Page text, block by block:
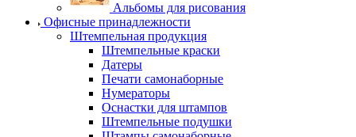
Альбомы для рисования
Офисные принадлежности
Штемпельная продукция
Штемпельные краски
Датеры
Печати самонаборные
Нумераторы
Оснастки для штампов
Штемпельные подушки